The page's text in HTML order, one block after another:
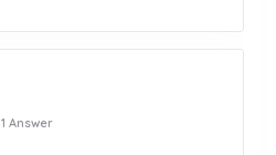
1 Answer